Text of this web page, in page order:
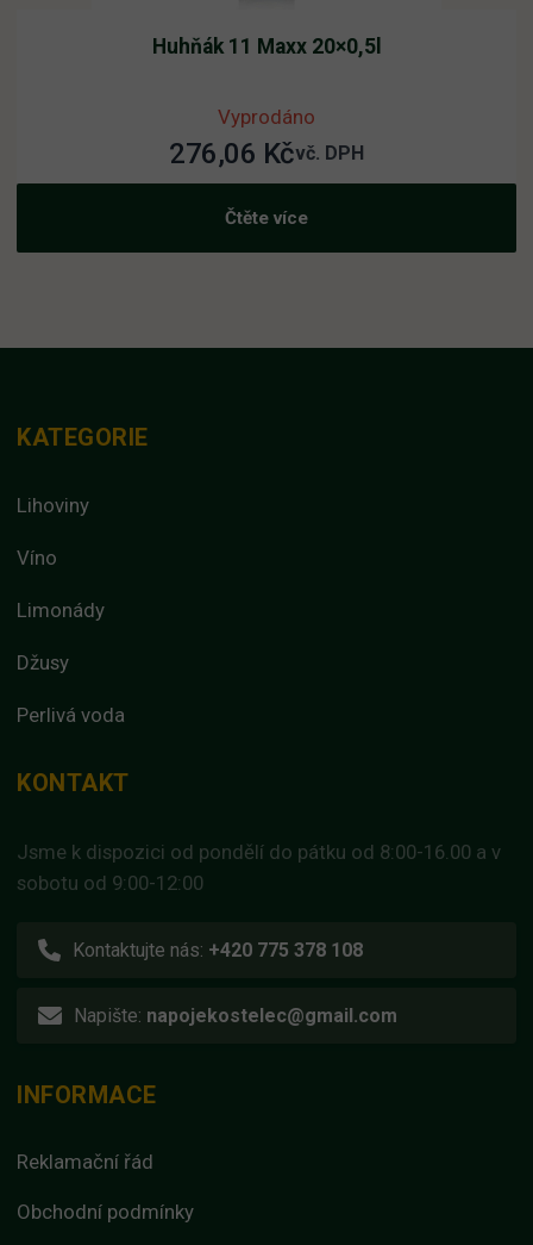
Huhňák 11 Maxx 20×0,5l
Vyprodáno
276,06 Kčvč. DPH
Čtěte více
KATEGORIE
Lihoviny
Víno
Limonády
Džusy
Perlivá voda
KONTAKT
Jsme k dispozici od pondělí do pátku od 8:00-16.00 a v
sobotu od 9:00-12:00
Kontaktujte nás: +420 775 378 108
Napište: napojekostelec@gmail.com
INFORMACE
Reklamační řád
Obchodní podmínky